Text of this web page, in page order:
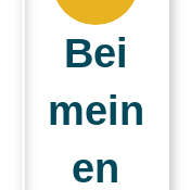
Bei
mein
en